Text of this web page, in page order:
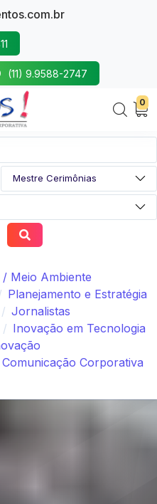
(11) 9.9588-2747
0
/ Meio Ambiente
Planejamento e Estratégia
Jornalistas
Inovação em Tecnologia
Comunicação Corporativa